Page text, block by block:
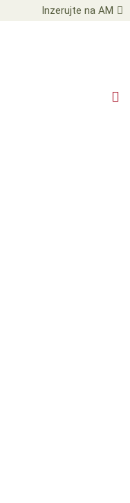
Inzerujte na AM